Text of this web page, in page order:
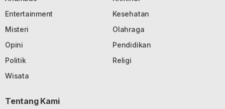
Entertainment
Kesehatan
Misteri
Olahraga
Opini
Pendidikan
Politik
Religi
Wisata
Tentang Kami